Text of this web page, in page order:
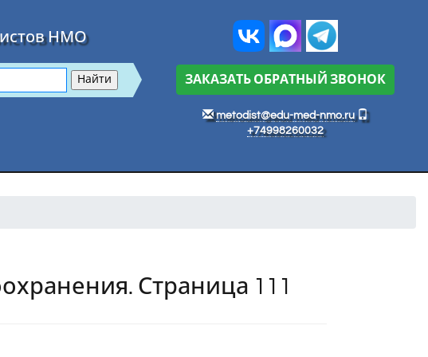
НМО
ЗАКАЗАТЬ ОБРАТНЫЙ ЗВОНОК
metodist@edu-med-nmo.ru
+74998260032
Страница 111